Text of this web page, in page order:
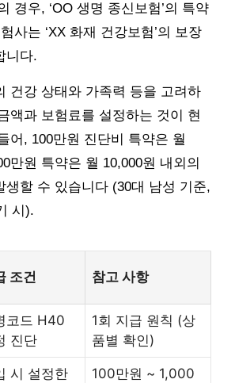
경우, ‘OO 생명 종신보험’의 특약
사는 ‘XX 화재 건강보험’의 보장
니다.
건강 상태와 가족력 등을 고려하
액과 보험료를 설정하는 것이 현
어, 100만원 진단비 특약은 월
만원 특약은 월 10,000원 내외의
생할 수 있습니다 (30대 남성 기준,
시).
조건 참고 사항
코드 H40
진단
1회 지급 원칙 (상
품별 확인)
시 설정한
100만원 ~ 1,000